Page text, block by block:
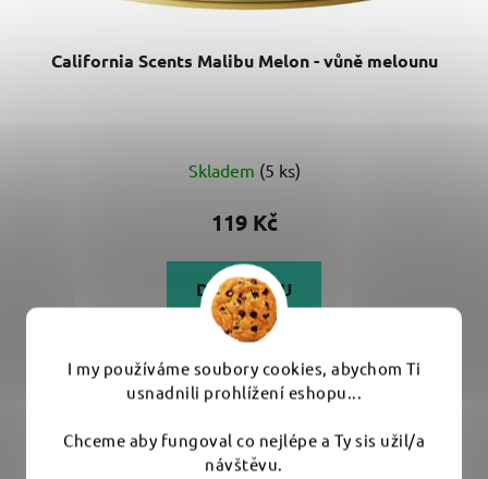
I my používáme soubory cookies, abychom Ti
usnadnili prohlížení eshopu...
Chceme aby fungoval co nejlépe a Ty sis užil/a
návštěvu.
California Scents Malibu Melon - vůně melounu
Skladem (5 ks)
119 Kč
DO KOŠÍKU
šťavnatým aroma melounu....